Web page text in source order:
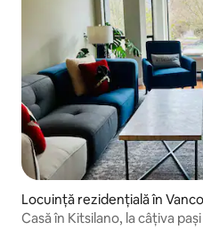
Locuință rezidențială în
Casă în Kitsilano, la câțiva